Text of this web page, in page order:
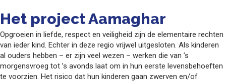
Het project Aamaghar
Opgroeien in liefde, respect en veiligheid zijn de elementaire rechten
van ieder kind. Echter in deze regio vrijwel uitgesloten. Als kinderen
al ouders hebben – er zijn veel wezen – werken die van ’s
morgensvroeg tot ’s avonds laat om in hun eerste levensbehoeften
te voorzien. Het risico dat hun kinderen gaan zwerven en/of